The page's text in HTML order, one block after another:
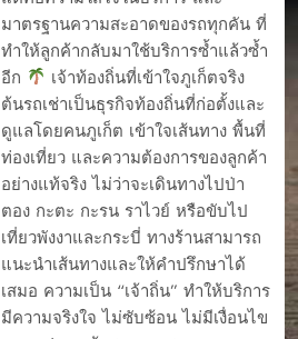
มาตรฐานความสะอาดของรถทุกคัน ที่
ทำให้ลูกค้ากลับมาใช้บริการซ้ำแล้วซ้ำ
อีก
เจ้าท้องถิ่นที่เข้าใจภูเก็ตจริง
ต้นรถเช่าเป็นธุรกิจท้องถิ่นที่ก่อตั้งและ
ดูแลโดยคนภูเก็ต เข้าใจเส้นทาง พื้นที่
ท่องเที่ยว และความต้องการของลูกค้า
อย่างแท้จริง ไม่ว่าจะเดินทางไปป่า
ตอง กะตะ กะรน ราไวย์ หรือขับไป
เที่ยวพังงาและกระบี่ ทางร้านสามารถ
แนะนำเส้นทางและให้คำปรึกษาได้
เสมอ ความเป็น “เจ้าถิ่น” ทำให้บริการ
มีความจริงใจ ไม่ซับซ้อน ไม่มีเงื่อนไข